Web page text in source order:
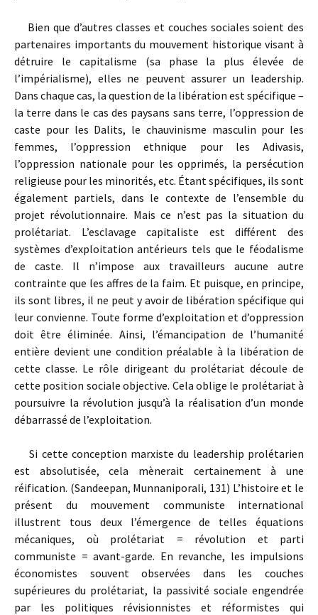
Bien que d’autres classes et couches sociales soient des
partenaires importants du mouvement historique visant à
détruire le capitalisme (sa phase la plus élevée de
l’impérialisme), elles ne peuvent assurer un leadership.
Dans chaque cas, la question de la libération est spécifique –
la terre dans le cas des paysans sans terre, l’oppression de
caste pour les Dalits, le chauvinisme masculin pour les
femmes, l’oppression ethnique pour les Adivasis,
l’oppression nationale pour les opprimés, la persécution
religieuse pour les minorités, etc. Étant spécifiques, ils sont
également partiels, dans le contexte de l’ensemble du
projet révolutionnaire. Mais ce n’est pas la situation du
prolétariat. L’esclavage capitaliste est différent des
systèmes d’exploitation antérieurs tels que le féodalisme
de caste. Il n’impose aux travailleurs aucune autre
contrainte que les affres de la faim. Et puisque, en principe,
ils sont libres, il ne peut y avoir de libération spécifique qui
leur convienne. Toute forme d’exploitation et d’oppression
doit être éliminée. Ainsi, l’émancipation de l’humanité
entière devient une condition préalable à la libération de
cette classe. Le rôle dirigeant du prolétariat découle de
cette position sociale objective. Cela oblige le prolétariat à
poursuivre la révolution jusqu’à la réalisation d’un monde
débarrassé de l’exploitation.
Si cette conception marxiste du leadership prolétarien
est absolutisée, cela mènerait certainement à une
réification. (Sandeepan, Munnaniporali, 131) L’histoire et le
présent du mouvement communiste international
illustrent tous deux l’émergence de telles équations
mécaniques, où prolétariat = révolution et parti
communiste = avant-garde. En revanche, les impulsions
économistes souvent observées dans les couches
supérieures du prolétariat, la passivité sociale engendrée
par les politiques révisionnistes et réformistes qui